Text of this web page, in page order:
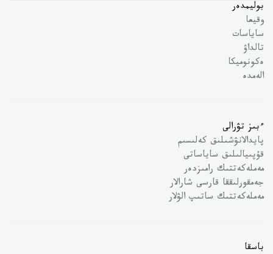
بوليمدەر
وقيعا
ساياسات
تالداۋ
ەكونوميكا
الەمدە
ءبىز تۋرالى
پايدالانۋشىلىق كەلىسىم
قۇپىيالىلىق ساياساتى
مەملەكەتتىك رامىزدەر
جەمقورلىققا قارسى شارالار
مەملەكەتتىك ساتىپ الۋلار
باسقا